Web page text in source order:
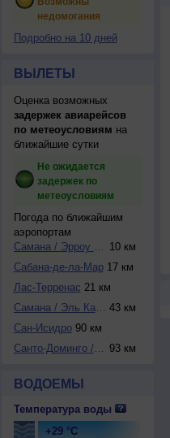
недомогания
Подробно на 10 дней
ВЫЛЕТЫ
Оценка возможных
задержек авиарейсов
по метеоусловиям на
ближайшие сутки
Не ожидается
задержек по
метеоусловиям
Погода по ближайшим
аэропортам
Самана / Эрроу Ба... 10 км
Сабана-де-ла-Мар17 км
Лас-Терренас 21 км
Самана / Эль Кате... 43 км
Сан-Исидро90 км
Санто-Доминго / Л... 93 км
ВОДОЕМЫ
Температура воды
+29 °C